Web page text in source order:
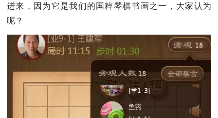
进来，因为它是我们的国粹琴棋书画之一，大家认为
呢？